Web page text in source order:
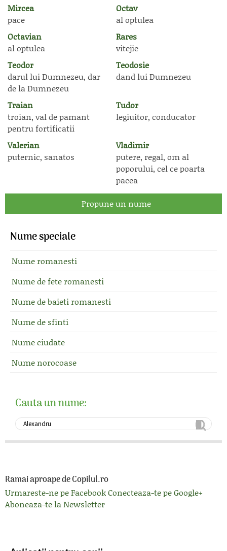
Mircea
pace
Octav
al optulea
Octavian
al optulea
Rares
vitejie
Teodor
darul lui Dumnezeu, dar
de la Dumnezeu
Teodosie
dand lui Dumnezeu
Traian
troian, val de pamant
pentru fortificatii
Tudor
legiuitor, conducator
Valerian
puternic, sanatos
Vladimir
putere, regal, om al
poporului, cel ce poarta
pacea
Propune un nume
Nume speciale
Nume romanesti
Nume de fete romanesti
Nume de baieti romanesti
Nume de sfinti
Nume ciudate
Nume norocoase
Cauta un nume:
Ramai aproape de Copilul.ro
Urmareste-ne pe FacebookConecteaza-te pe Google+
Aboneaza-te la Newsletter